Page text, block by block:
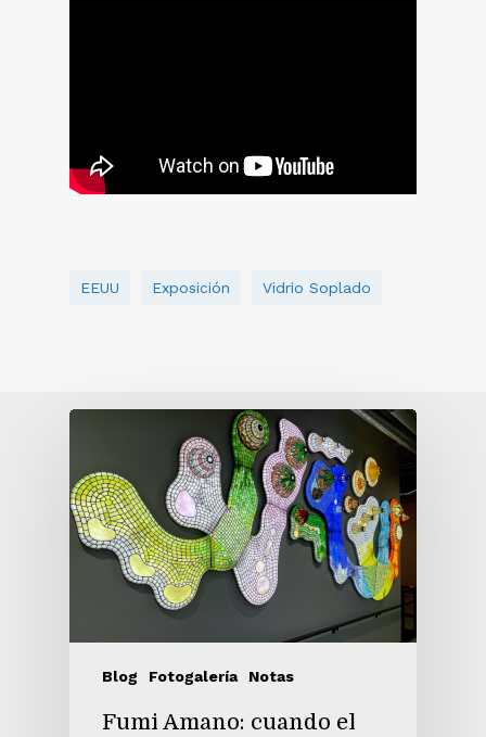
EEUU Exposición Vidrio Soplado
Blog Fotogalería Notas
Fumi Amano: cuando el